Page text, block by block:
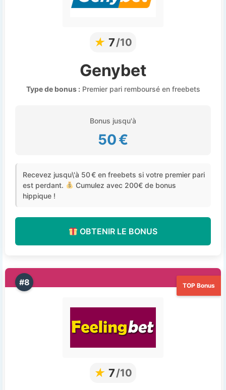
★ 7/10
Genybet
Type de bonus :Premier pari remboursé en freebets
Bonus jusqu'à
50 €
Recevez jusqu\'à 50 € en freebets si votre premier pari
est perdant.
Cumulez avec 200€ de bonus
hippique !
OBTENIR LE BONUS
TOP Bonus
#8
★ 7/10